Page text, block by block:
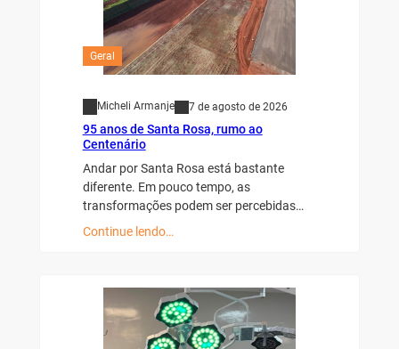
Geral
Micheli Armanje 7 de agosto de 2026
95 anos de Santa Rosa, rumo ao
Centenário
Andar por Santa Rosa está bastante
diferente. Em pouco tempo, as
transformações podem ser percebidas…
Continue lendo…